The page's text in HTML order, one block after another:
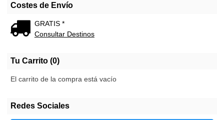
Costes de Envío
GRATIS *
Consultar Destinos
Tu Carrito (0)
El carrito de la compra está vacío
Redes Sociales